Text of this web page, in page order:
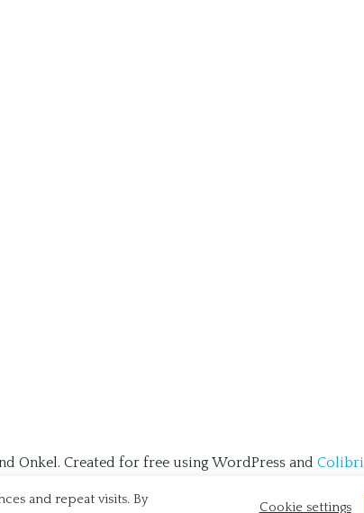
Onkel. Created for free using WordPress and Colibri
and repeat visits. By
Cookie settings